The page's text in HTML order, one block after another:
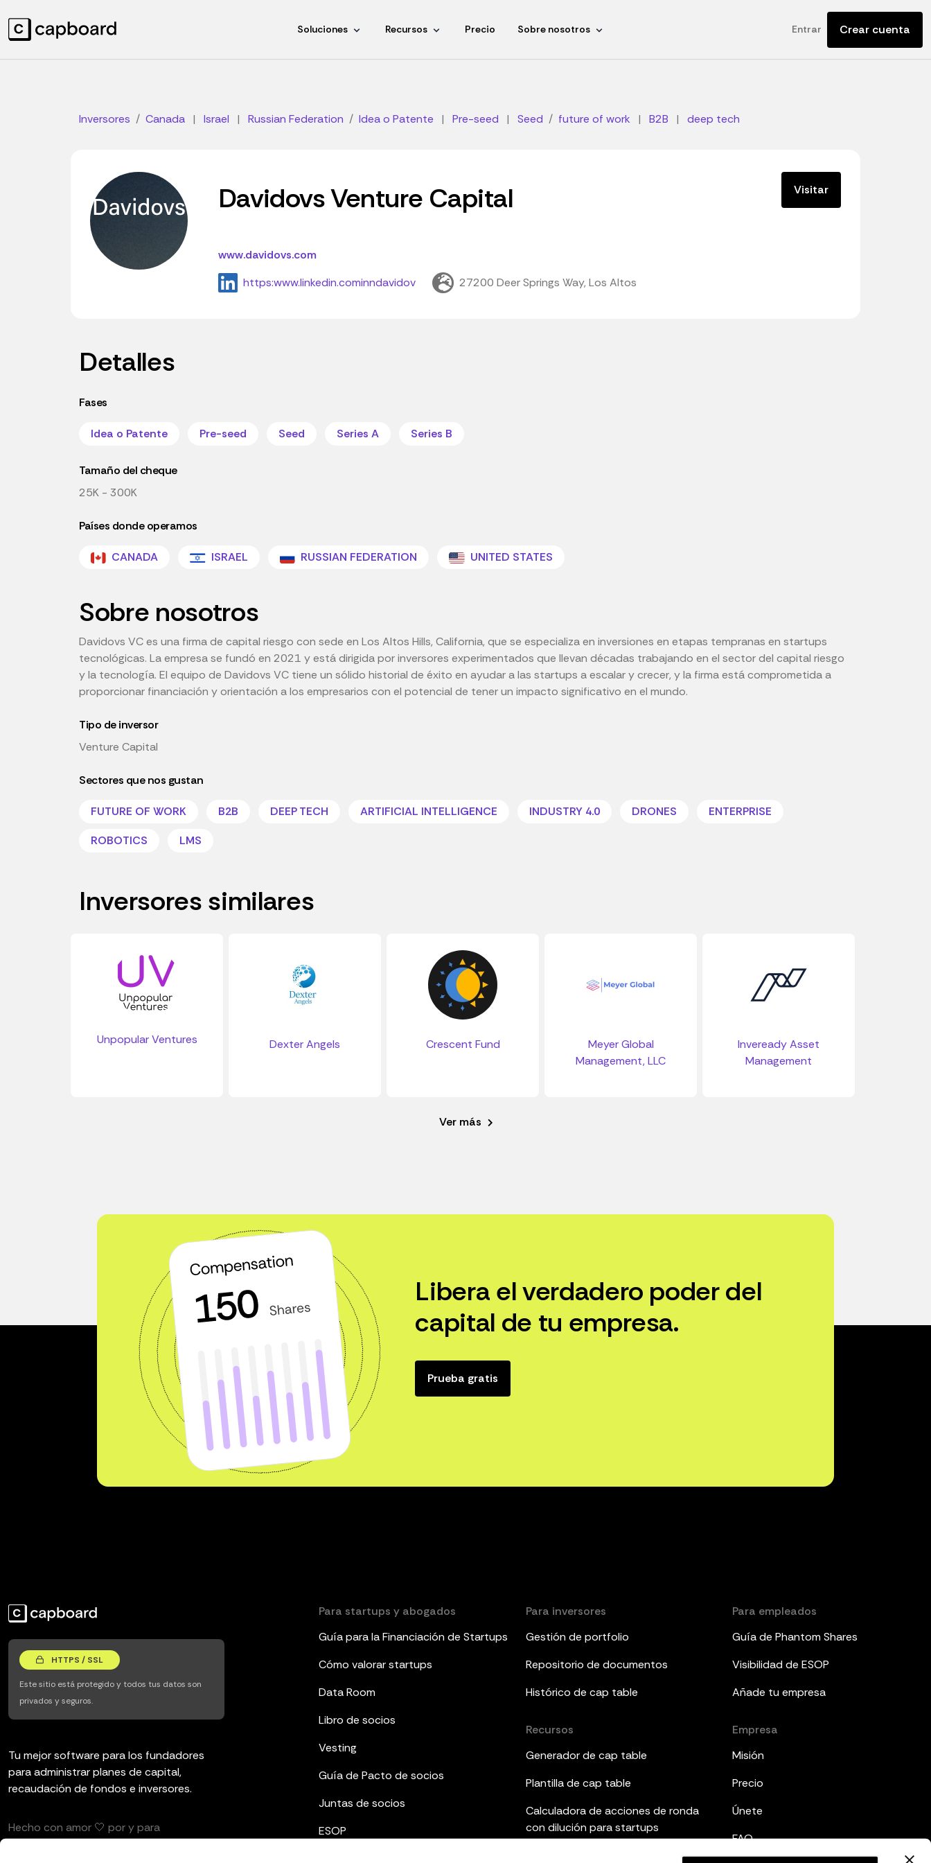
Soluciones Recursos Precio Sobre nosotros Entrar Crear cuenta
Inversores Canada | Israel | Russian Federation Idea o Patente | Pre-seed | Seed future of work | B2B | deep tech
Davidovs Venture Capital Visitar
www.davidovs.com
https:www.linkedin.cominndavidov
27200 Deer Springs Way, Los Altos
Detalles
Fases
Idea o Patente Pre-seed Seed Series A Series B
Tamaño del cheque
25K - 300K
Países donde operamos
CANADA ISRAEL RUSSIAN FEDERATION UNITED STATES
Sobre nosotros
Davidovs VC es una firma de capital riesgo con sede en Los Altos Hills, California, que se especializa en inversiones en etapas tempranas en startups
tecnológicas. La empresa se fundó en 2021 y está dirigida por inversores experimentados que llevan décadas trabajando en el sector del capital riesgo
y la tecnología. El equipo de Davidovs VC tiene un sólido historial de éxito en ayudar a las startups a escalar y crecer, y la firma está comprometida a
proporcionar financiación y orientación a los empresarios con el potencial de tener un impacto significativo en el mundo.
Tipo de inversor
Venture Capital
Sectores que nos gustan
FUTURE OF WORK B2B DEEP TECH ARTIFICIAL INTELLIGENCE INDUSTRY 4.0 DRONES
ENTERPRISE
ROBOTICS
LMS
Inversores similares
Unpopular Ventures Dexter Angels Crescent Fund
Meyer Global
Management, LLC
Inveready Asset
Management
Ver más
Libera el verdadero poder del
capital de tu empresa.
Prueba gratis
HTTPS / SSL
Este sitio está protegido y todos tus datos son
privados y seguros.
Tu mejor software para los fundadores
para administrar planes de capital,
recaudación de fondos e inversores.
Hecho con amor 🤍 por y para
Para startups y abogados
Guía para la Financiación de Startups
Cómo valorar startups
Data Room
Libro de socios
Vesting
Guía de Pacto de socios
Juntas de socios
ESOP
Para inversores
Gestión de portfolio
Repositorio de documentos
Histórico de cap table
Recursos
Generador de cap table
Plantilla de cap table
Calculadora de acciones de ronda
con dilución para startups
Plantillas de informes a inversores
Para empleados
Guía de Phantom Shares
Visibilidad de ESOP
Añade tu empresa
Empresa
Misión
Precio
Únete
FAQ